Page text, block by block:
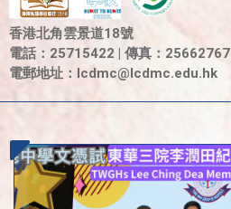
香港北角雲景道18號
電話：25715422 | 傳真：25662767
電郵地址： lcdmc@lcdmc.edu.hk